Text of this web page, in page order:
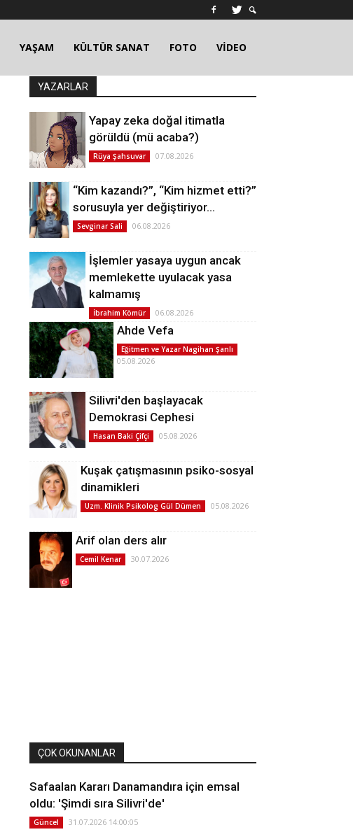
YAŞAM KÜLTÜR SANAT FOTO VİDEO
YAZARLAR
Yapay zeka doğal itimatla
görüldü (mü acaba?)
Rüya Şahsuvar 07.08.2026
“Kim kazandı?”, “Kim hizmet etti?”
sorusuyla yer değiştiriyor…
Sevginar Sali 06.08.2026
İşlemler yasaya uygun ancak
memlekette uyulacak yasa
kalmamış
İbrahim Kömür 06.08.2026
Ahde Vefa
Eğitmen ve Yazar Nagihan Şanlı
05.08.2026
Silivri'den başlayacak
Demokrasi Cephesi
Hasan Baki Çifçi 05.08.2026
Kuşak çatışmasının psiko-sosyal
dinamikleri
Uzm. Klinik Psikolog Gül Dümen 05.08.2026
Arif olan ders alır
Cemil Kenar 30.07.2026
ÇOK OKUNANLAR
Safaalan Kararı Danamandıra için emsal
oldu: 'Şimdi sıra Silivri'de'
Güncel 31.07.2026 14:00:05